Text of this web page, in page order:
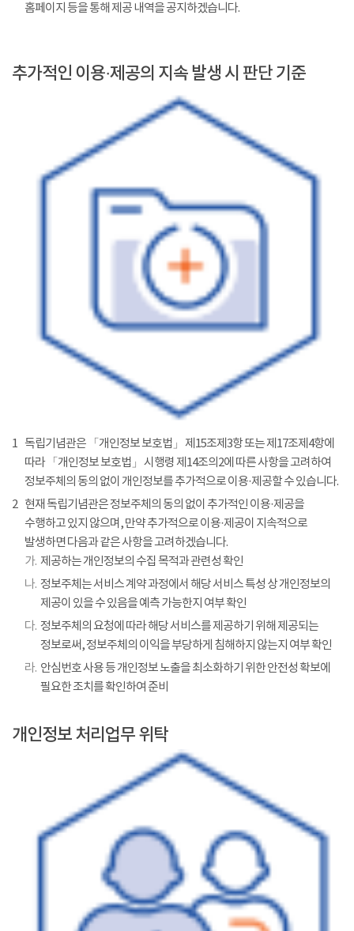
홈페이지 등을 통해 제공 내역을 공지하겠습니다.
추가적인 이용·제공의 지속 발생 시 판단 기준
1 독립기념관은 「개인정보 보호법」 제15조제3항 또는 제17조제4항에
따라 「개인정보 보호법」 시행령 제14조의2에 따른 사항을 고려하여
정보주체의 동의 없이 개인정보를 추가적으로 이용·제공할 수 있습니다.
2 현재 독립기념관은 정보주체의 동의 없이 추가적인 이용·제공을
수행하고 있지 않으며, 만약 추가적으로 이용·제공이 지속적으로
발생하면 다음과 같은 사항을 고려하겠습니다.
가. 제공하는 개인정보의 수집 목적과 관련성 확인
나. 정보주체는 서비스 계약 과정에서 해당 서비스 특성 상 개인정보의
제공이 있을 수 있음을 예측 가능한지 여부 확인
다. 정보주체의 요청에 따라 해당 서비스를 제공하기 위해 제공되는
정보로써, 정보주체의 이익을 부당하게 침해하지 않는지 여부 확인
라. 안심번호 사용 등 개인정보 노출을 최소화하기 위한 안전성 확보에
필요한 조치를 확인하여 준비
개인정보 처리업무 위탁